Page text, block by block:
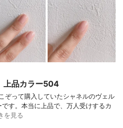
上品カラー504
ぞって購入していたシャネルのヴェル
す。本当に上品で、万人受けするカ
を見る